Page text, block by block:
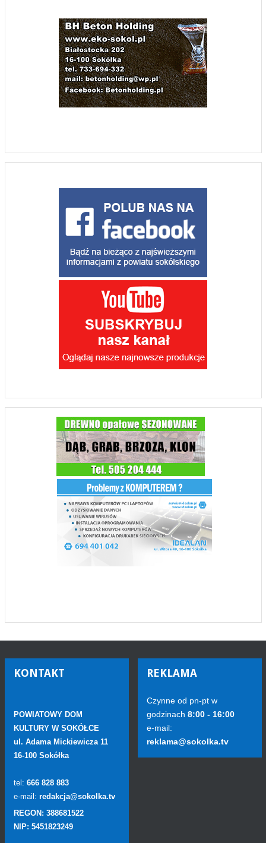
KONTAKT
POWIATOWY DOM
KULTURY W SOKÓŁCE
ul. Adama Mickiewicza 11
16-100 Sokółka
tel: 666 828 883
e-mail: redakcja@sokolka.tv
REGON: 388681522
NIP: 5451823249
REKLAMA
Czynne od pn-pt w
godzinach 8:00 - 16:00
e-mail:
reklama@sokolka.tv